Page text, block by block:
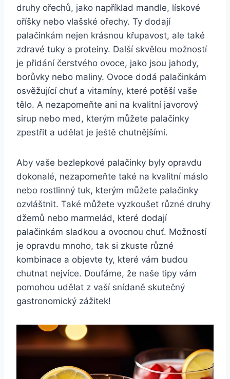
druhy ořechů, jako například mandle, lískové
oříšky nebo vlašské ořechy. Ty dodají
palačinkám nejen krásnou křupavost, ale také
zdravé tuky a proteiny. Další skvělou možností
je přidání čerstvého ovoce, jako jsou jahody,
borůvky nebo maliny. Ovoce dodá palačinkám
osvěžující chuť a vitamíny, které potěší vaše
tělo. A nezapomeňte ani na kvalitní javorový
sirup nebo med, kterým můžete palačinky
zpestřit a udělat je ještě chutnějšími.
Aby vaše bezlepkové palačinky byly opravdu
dokonalé, nezapomeňte také na kvalitní máslo
nebo rostlinný tuk, kterým můžete palačinky
ozvláštnit. Také můžete vyzkoušet různé druhy
džemů nebo marmelád, které dodají
palačinkám sladkou a ovocnou chuť. Možností
je opravdu mnoho, tak si zkuste různé
kombinace a objevte ty, které vám budou
chutnat nejvíce. Doufáme, že naše tipy vám
pomohou udělat z vaší snídaně skutečný
gastronomický zážitek!